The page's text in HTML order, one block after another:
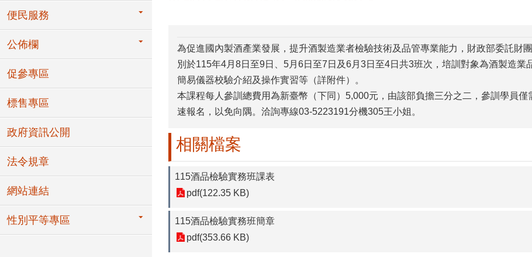
便民服務
公佈欄
促參專區
標售專區
政府資訊公開
法令規章
網站連結
性別平等專區
為促進國內製酒產業發展，提升酒製造業者檢驗技術及品管專業能力，財政部委託財
別於115年4月8日至9日、5月6日至7日及6月3日至4日共3班次，培訓對象為酒製造
簡易儀器校驗介紹及操作實習等（詳附件）。
本課程每人參訓總費用為新臺幣（下同）5,000元，由該部負擔三分之二，參訓學員
速報名，以免向隅。洽詢專線03-5223191分機305王小姐。
相關檔案
115酒品檢驗實務班課表
pdf(122.35 KB)
115酒品檢驗實務班簡章
pdf(353.66 KB)